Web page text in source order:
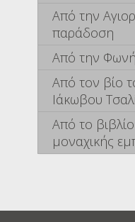
Από την
παράδοση
Από την
Από τον βίο
Ιάκωβου
Από το
μοναχικής